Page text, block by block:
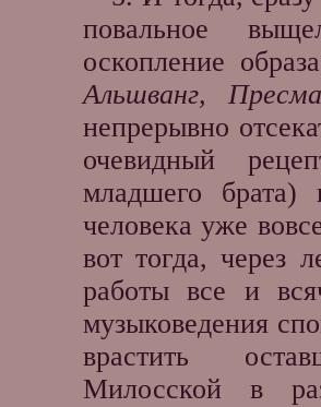
повальное
оскопление
Альшванг,
непрерывно
очевидный
младшего брата)
человека уже
вот тогда, через
работы все и
музыковедения
врастить
Милосской в